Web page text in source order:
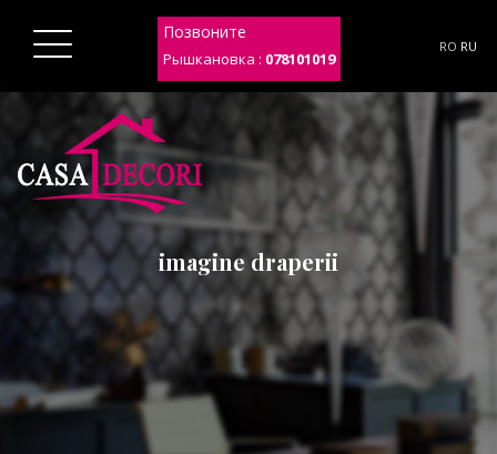
Позвоните
Рышкановка : 078101019
RO RU
imagine draperii